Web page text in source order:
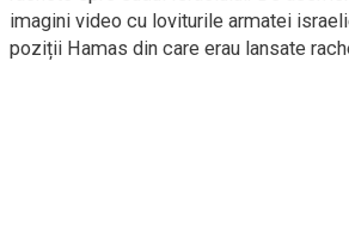
imagini video cu loviturile armatei
poziții Hamas din care erau lansate